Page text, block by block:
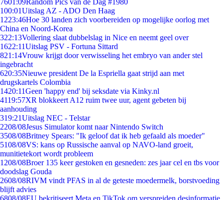
7601:09Random Pics van de Dag #1980
100:01Uitslag AZ - ADO Den Haag
1223:46Hoe 30 landen zich voorbereiden op mogelijke oorlog met
China en Noord-Korea
322:13Vollering slaat dubbelslag in Nice en neemt geel over
1622:11Uitslag PSV - Fortuna Sittard
821:14Vrouw krijgt door verwisseling het embryo van ander stel
ingebracht
620:35Nieuwe president De la Espriella gaat strijd aan met
drugskartels Colombia
1420:11Geen 'happy end' bij seksdate via Kinky.nl
4119:57XR blokkeert A12 ruim twee uur, agent gebeten bij
aanhouding
319:21Uitslag NEC - Telstar
2208/08Jesus Simulator komt naar Nintendo Switch
3508/08Britney Spears: "Ik geloof dat ik heb gefaald als moeder"
5108/08VS: kans op Russische aanval op NAVO-land groeit,
munitietekort wordt probleem
1208/08Broer 135 keer gestoken en gesneden: zes jaar cel en tbs voor
doodslag Gouda
2608/08RIVM vindt PFAS in al de geteste moedermelk, borstvoeding
blijft advies
6808/08EU bekritiseert Meta en TikTok om verspreiden desinformatie